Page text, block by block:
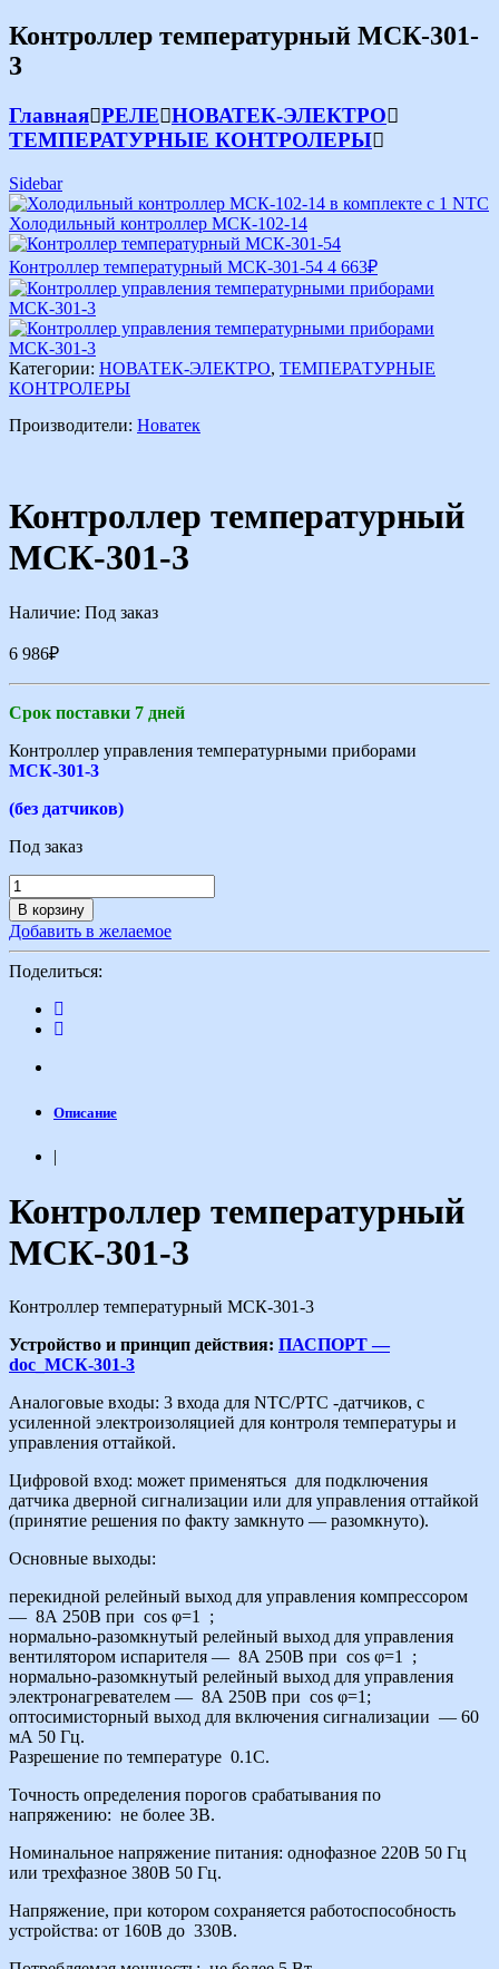
Контроллер температурный МСК-301-
3
Главная РЕЛЕ НОВАТЕК-ЭЛЕКТРО
ТЕМПЕРАТУРНЫЕ КОНТРОЛЕРЫ
Sidebar
Холодильный контроллер МСК-102-14
Контроллер температурный МСК-301-54 4 663₽
Категории: НОВАТЕК-ЭЛЕКТРО, ТЕМПЕРАТУРНЫЕ
КОНТРОЛЕРЫ
Производители: Новатек
Контроллер температурный
МСК-301-3
Наличие: Под заказ
6 986₽
Срок поставки 7 дней
Контроллер управления температурными приборами
МСК-301-3
(без датчиков)
Под заказ
В корзину
Добавить в желаемое
Поделиться:
Описание
|
Контроллер температурный
МСК-301-3
Контроллер температурный МСК-301-3
Устройство и принцип действия: ПАСПОРТ —
doc_МСК-301-3
Аналоговые входы: 3 входа для NTC/PTC -датчиков, с
усиленной электроизоляцией для контроля температуры и
управления оттайкой.
Цифровой вход: может применяться для подключения
датчика дверной сигнализации или для управления оттайкой
(принятие решения по факту замкнуто — разомкнуто).
Основные выходы:
перекидной релейный выход для управления компрессором
— 8А 250В при cos φ=1 ;
нормально-разомкнутый релейный выход для управления
вентилятором испарителя — 8А 250В при cos φ=1 ;
нормально-разомкнутый релейный выход для управления
электронагревателем — 8А 250В при cos φ=1;
оптосимисторный выход для включения сигнализации — 60
мА 50 Гц.
Разрешение по температуре 0.1С.
Точность определения порогов срабатывания по
напряжению: не более 3В.
Номинальное напряжение питания: однофазное 220В 50 Гц
или трехфазное 380В 50 Гц.
Напряжение, при котором сохраняется работоспособность
устройства: от 160В до 330В.